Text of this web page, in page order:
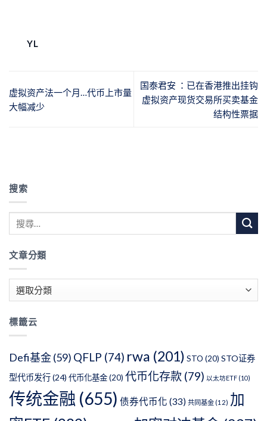
YL
虚拟资产法一个月…代币上市量
大幅减少
国泰君安 ：已在香港推出挂钩
虚拟资产现货交易所买卖基金
结构性票据
搜索
文章分類
章
類
標籤云
Defi基金(59) QFLP (74) rwa (201) STO (20) STO证券
型代币发行(24) 代币化基金(20) 代币化存款 (79) 以太坊ETF (10)
传统金融 (655) 债券代币化 (33) 共同基金 (12) 加